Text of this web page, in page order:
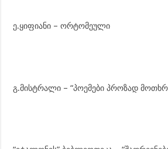
ე.ყიფიანი – ორტომეული
გ.მისტრალი – “პოემები პროზად